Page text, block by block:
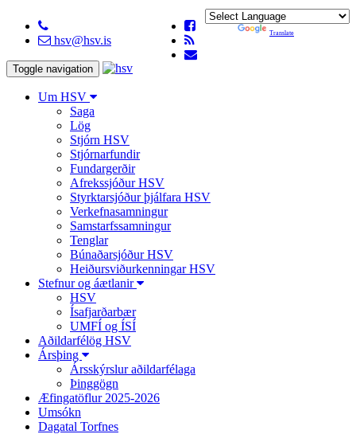
hsv@hsv.is
Translate
Toggle navigation
Um HSV
Saga
Lög
Stjórn HSV
Stjórnarfundir
Fundargerðir
Afrekssjóður HSV
Styrktarsjóður þjálfara HSV
Verkefnasamningur
Samstarfssamningur
Tenglar
Búnaðarsjóður HSV
Heiðursviðurkenningar HSV
Stefnur og áætlanir
HSV
Ísafjarðarbær
UMFÍ og ÍSÍ
Aðildarfélög HSV
Ársþing
Ársskýrslur aðildarfélaga
Þinggögn
Æfingatöflur 2025-2026
Umsókn
Dagatal Torfnes